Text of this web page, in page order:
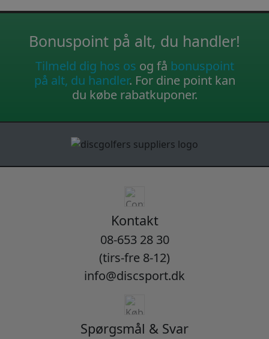
Bonuspoint på alt, du handler!
Tilmeld dig hos os og få bonuspoint
på alt, du handler. For dine point kan
du købe rabatkuponer.
Kontakt
08-653 28 30
(tirs-fre 8-12)
info@discsport.dk
Spørgsmål & Svar